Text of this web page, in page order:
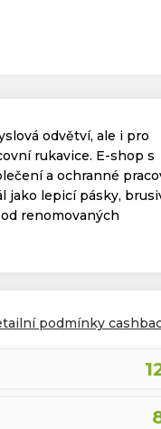
odvětví, ale i pro
rukavice. E-shop s
a ochranné
jako lepicí pásky,
renomovaných
podmínky